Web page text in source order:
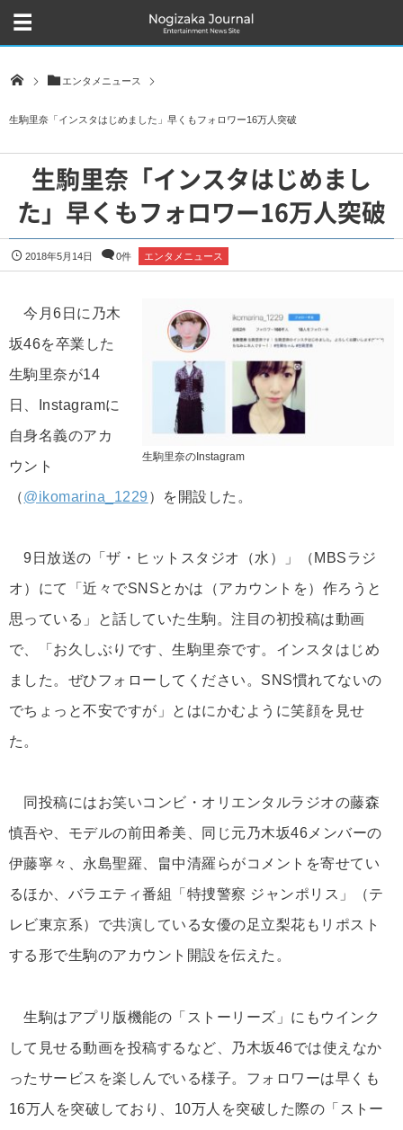
エンタメニュース
生駒里奈「インスタはじめました」早くもフォロワー16万人突破
生駒里奈「インスタはじめまし
た」早くもフォロワー16万人突破
2018年5月14日 0件 エンタメニュース
生駒里奈のInstagram
今月6日に乃木
坂46を卒業した
生駒里奈が14
日、Instagramに
自身名義のアカ
ウント
（@ikomarina_1229 ）を開設した。
9日放送の「ザ・ヒットスタジオ（水）」（MBSラジ
オ）にて「近々でSNSとかは（アカウントを）作ろうと
思っている」と話していた生駒。注目の初投稿は動画
で、「お久しぶりです、生駒里奈です。インスタはじめ
ました。ぜひフォローしてください。SNS慣れてないの
でちょっと不安ですが」とはにかむように笑顔を見せ
た。
同投稿にはお笑いコンビ・オリエンタルラジオの藤森
慎吾や、モデルの前田希美、同じ元乃木坂46メンバーの
伊藤寧々、永島聖羅、畠中清羅らがコメントを寄せてい
るほか、バラエティ番組「特捜警察 ジャンポリス」（テ
レビ東京系）で共演している女優の足立梨花もリポスト
する形で生駒のアカウント開設を伝えた。
生駒はアプリ版機能の「ストーリーズ」にもウインク
して見せる動画を投稿するなど、乃木坂46では使えなか
ったサービスを楽しんでいる様子。フォロワーは早くも
16万人を突破しており、10万人を突破した際の「ストー